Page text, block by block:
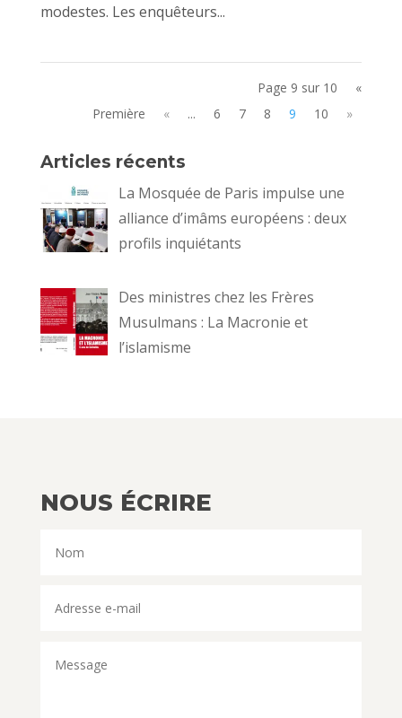
modestes. Les enquêteurs...
Page 9 sur 10
«
Première
« ... 6 7 8 9 10 »
Articles récents
La Mosquée de Paris impulse une
alliance d’imâms européens : deux
profils inquiétants
Des ministres chez les Frères
Musulmans : La Macronie et
l’islamisme
NOUS ÉCRIRE